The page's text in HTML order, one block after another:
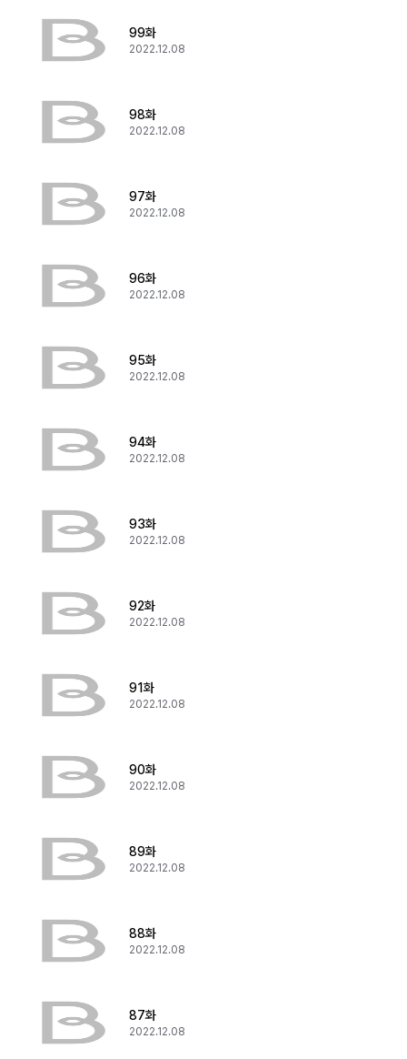
99화
2022.12.08
98화
2022.12.08
97화
2022.12.08
96화
2022.12.08
95화
2022.12.08
94화
2022.12.08
93화
2022.12.08
92화
2022.12.08
91화
2022.12.08
90화
2022.12.08
89화
2022.12.08
88화
2022.12.08
87화
2022.12.08